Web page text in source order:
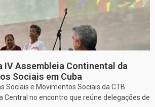
IV Assembleia Continental da
Sociais em Cuba
Sociais e Movimentos Sociais da CTB
Central no encontro que reúne delegações de